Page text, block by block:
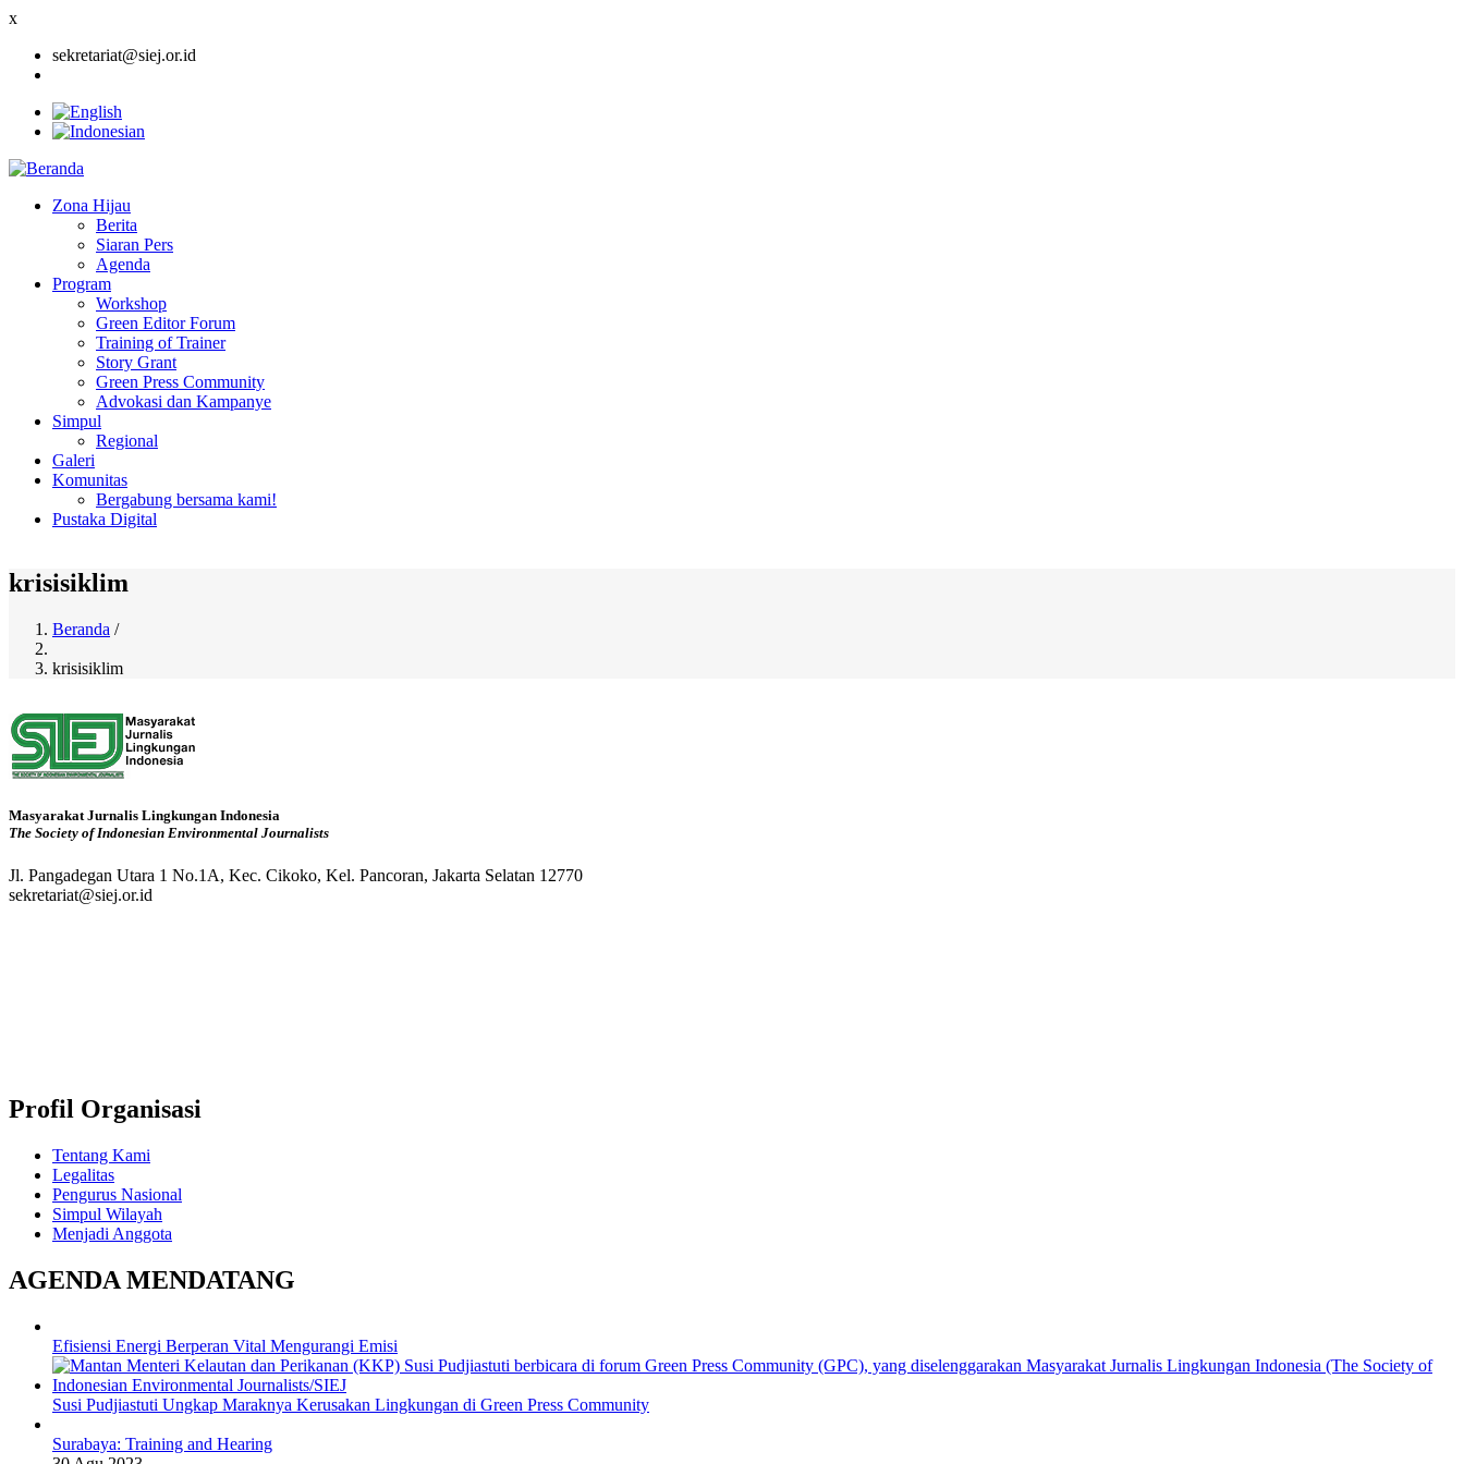
x
sekretariat@siej.or.id
navigation
Zona Hijau
Berita
Siaran Pers
Agenda
Program
Workshop
Green Editor Forum
Training of Trainer
Story Grant
Green Press Community
Advokasi dan Kampanye
Simpul
Regional
Galeri
Komunitas
Bergabung bersama kami!
Pustaka Digital
krisisiklim
Breadcrumb
Beranda /
krisisiklim
Masyarakat Jurnalis Lingkungan Indonesia
The Society of Indonesian Environmental Journalists
Jl. Pangadegan Utara 1 No.1A, Kec. Cikoko, Kel. Pancoran, Jakarta Selatan 12770
sekretariat@siej.or.id
Profil Organisasi
Tentang Kami
Legalitas
Pengurus Nasional
Simpul Wilayah
Menjadi Anggota
AGENDA MENDATANG
Efisiensi Energi Berperan Vital Mengurangi Emisi
Susi Pudjiastuti Ungkap Maraknya Kerusakan Lingkungan di Green Press Community
Surabaya: Training and Hearing